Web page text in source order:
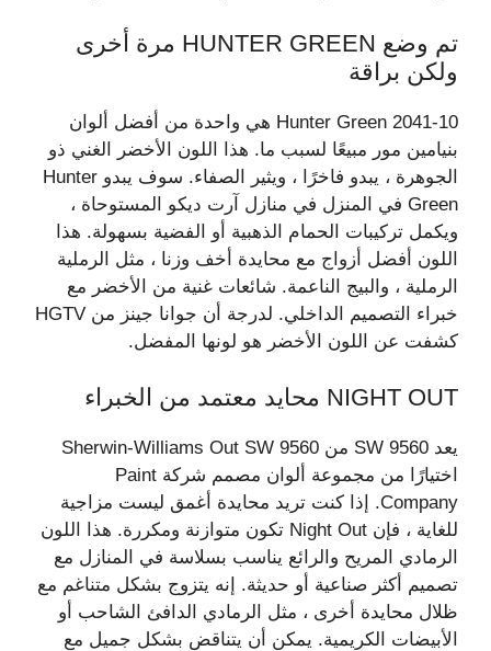
تم وضع HUNTER GREEN مرة أخرى
ولكن براقة
Hunter Green 2041-10 هي واحدة من أفضل ألوان
بنيامين مور مبيعًا لسبب ما. هذا اللون الأخضر الغني ذو
الجوهرة ، يبدو فاخرًا ، ويثير الصفاء. سوف يبدو Hunter
Green في المنزل في منازل آرت ديكو المستوحاة ،
ويكمل تركيبات الحمام الذهبية أو الفضية بسهولة. هذا
اللون أفضل أزواج مع محايدة أخف وزنا ، مثل الرملية
الرملية ، والبيج الناعمة. شائعات غنية من الأخضر مع
خبراء التصميم الداخلي. لدرجة أن جوانا جينز من HGTV
كشفت عن اللون الأخضر هو لونها المفضل.
NIGHT OUT محايد معتمد من الخبراء
يعد SW 9560 من Sherwin-Williams Out SW 9560
اختيارًا من مجموعة ألوان مصمم شركة Paint
Company. إذا كنت تريد محايدة أغمق ليست مزاجية
للغاية ، فإن Night Out تكون متوازنة ومكررة. هذا اللون
الرمادي المريح والرائع يناسب بسلاسة في المنازل مع
تصميم أكثر صناعية أو حديثة. إنه يتزوج بشكل متناغم مع
ظلال محايدة أخرى ، مثل الرمادي الدافئ الشاحب أو
الأبيضات الكريمية. يمكن أن يتناقض بشكل جميل مع